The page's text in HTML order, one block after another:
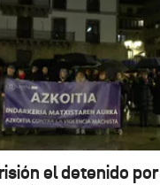
el detenido